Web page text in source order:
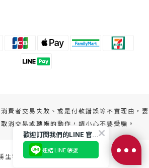
費者交易失敗、或是付款錯誤等不實理由，要
消交易或轉帳的動作，請小心不要受騙。
物科技股份有限公司 版權所有
歡迎訂閱我們的LINE 官方帳號
連結 LINE 帳號